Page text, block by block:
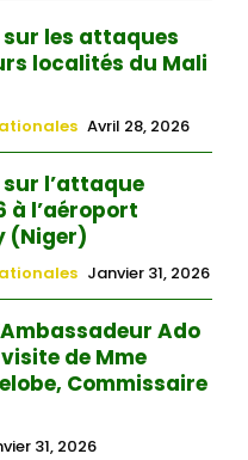
sur les attaques
localités du Mali
Avril 28, 2026
sur l’attaque
à l’aéroport
(Niger)
Janvier 31, 2026
Ado
visite de Mme
Commissaire
31, 2026